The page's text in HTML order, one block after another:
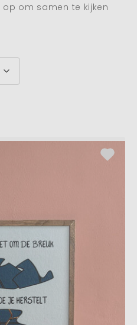
op om samen te kijken